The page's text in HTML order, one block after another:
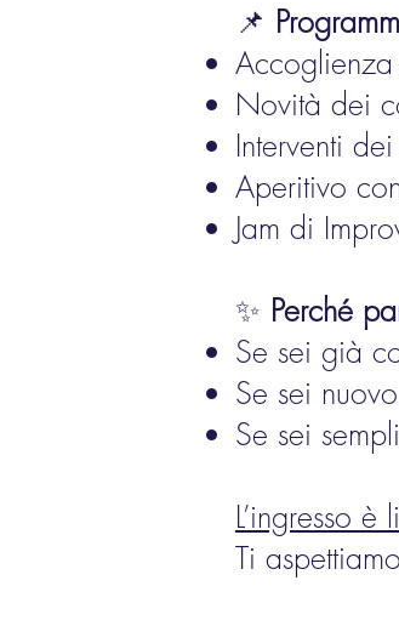
📌
Accoglienza
Novità dei
Interventi
Aperitivo
Jam di
✨ Perché
Se sei già
Se sei
Se sei
L’ingresso
Ti